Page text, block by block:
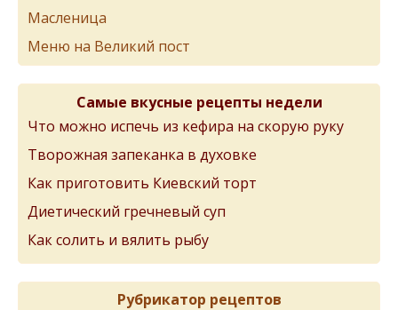
Масленица
Меню на Великий пост
Самые вкусные рецепты недели
Что можно испечь из кефира на скорую руку
Творожная запеканка в духовке
Как приготовить Киевский торт
Диетический гречневый суп
Как солить и вялить рыбу
Рубрикатор рецептов